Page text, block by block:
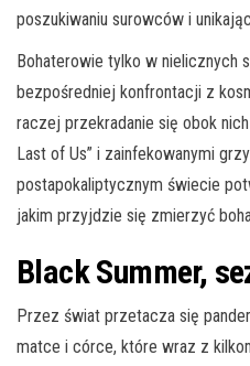
poszukiwaniu surowców i
Bohaterowie tylko w nielicznych
bezpośredniej konfrontacji z
raczej przekradanie się obok
Last of Us” i zainfekowanymi
postapokaliptycznym świecie
jakim przyjdzie się zmierzyć
Black Summer,
Przez świat przetacza się
matce i córce, które wraz z